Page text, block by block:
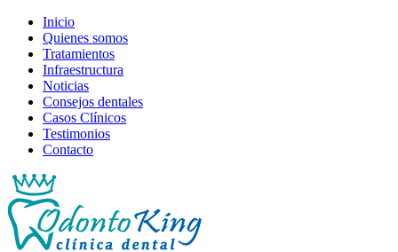
Inicio
Quienes somos
Tratamientos
Infraestructura
Noticias
Consejos dentales
Casos Clínicos
Testimonios
Contacto